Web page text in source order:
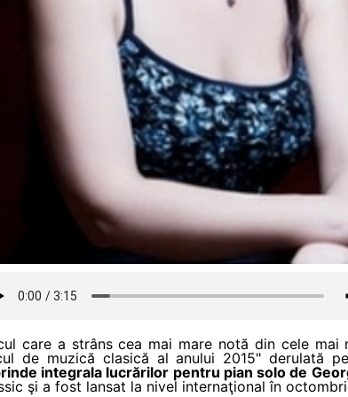
care a strâns cea mai mare notă din cele
de muzică clasică al anului 2015" derulată pe
integrala lucrărilor pentru pian solo de
şi a fost lansat la nivel internaţional în